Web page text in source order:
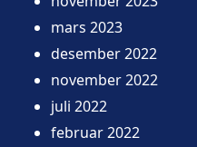
mars 2023
desember 2022
november 2022
juli 2022
februar 2022